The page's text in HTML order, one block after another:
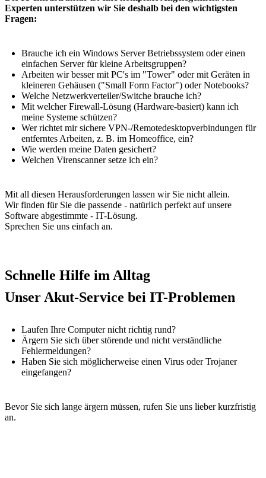
Experten unterstützen wir Sie deshalb bei den wichtigsten
Fragen:
Brauche ich ein Windows Server Betriebssystem oder einen
einfachen Server für kleine Arbeitsgruppen?
Arbeiten wir besser mit PC's im "Tower" oder mit Geräten in
kleineren Gehäusen ("Small Form Factor") oder Notebooks?
Welche Netzwerkverteiler/Switche brauche ich?
Mit welcher Firewall-Lösung (Hardware-basiert) kann ich
meine Systeme schützen?
Wer richtet mir sichere VPN-/Remotedesktopverbindungen für
entferntes Arbeiten, z. B. im Homeoffice, ein?
Wie werden meine Daten gesichert?
Welchen Virenscanner setze ich ein?
Mit all diesen Herausforderungen lassen wir Sie nicht allein.
Wir finden für Sie die passende - natürlich perfekt auf unsere
Software abgestimmte - IT-Lösung.
Sprechen Sie uns einfach an.
Schnelle Hilfe im Alltag
Unser Akut-Service bei IT-Problemen
Laufen Ihre Computer nicht richtig rund?
Ärgern Sie sich über störende und nicht verständliche
Fehlermeldungen?
Haben Sie sich möglicherweise einen Virus oder Trojaner
eingefangen?
Bevor Sie sich lange ärgern müssen, rufen Sie uns lieber kurzfristig
an.